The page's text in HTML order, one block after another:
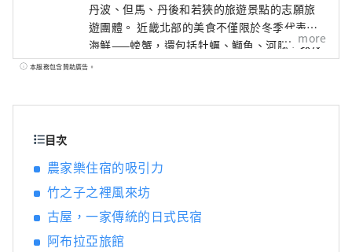
丹波、但馬、丹後和若狹的旅遊景點的志願旅
遊團體。 近畿北部的美食不僅限於冬季代表性
海鮮——螃蟹，還包括牡蠣、鰤魚、河豚，以及
夏季的美味，如海蛤、岩蠔、白魷魚。山區特
more
本服務包含贊助廣告。
目次
農家樂住宿的吸引力
竹之子之裡風來坊
古屋，一家傳統的日式民宿
阿布拉亞旅館